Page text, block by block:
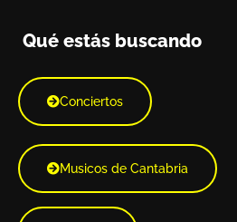
Qué estás buscando
Conciertos
Musicos de Cantabria